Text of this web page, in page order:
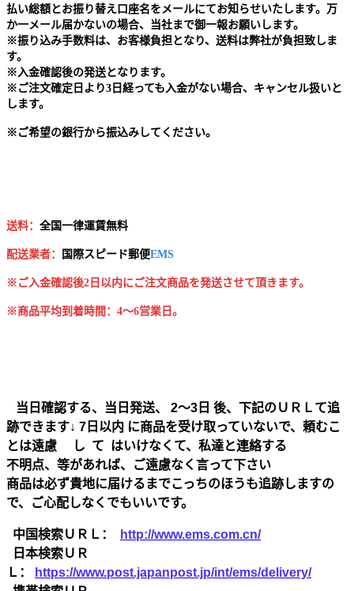
払い総額とお振り替え口座名をメールにてお知らせいたします。万
か一メール届かないの場合、当社まで御一報お願いします。
※振り込み手数料は、お客様負担となり、送料は弊社が負担致しま
す。
※ 入金確認後の発送となります。
※ ご注文確定日より3日経っても入金がない場合、キャンセル扱いと
します。
※ ご希望の銀行から振込みしてください。
送料： 全国一律運賃無料
配送業者： 国 際スピード郵便EMS
※ご入金確認後2日以内にご注文商品を発送させて頂きます。
※商品平均到着時間：4～6営業日。
当日確認する、当日発送、 2～3日 後、下記のＵＲＬて追
跡できます↓ 7日以内 に商品を受け取っていないで、頼むこ
とは遠慮 し て はいけなくて、私達と連絡する
不明点、等があれば、ご遠慮なく言って下さい
商品は必ず貴地に届けるまでこっちのほうも追跡しますの
で、ご心配しなくでもいいです。
中国検索ＵＲＬ：
http://www.ems.com.cn/
日本検索ＵＲ
Ｌ：
https://www.post.japanpost.jp/int/ems/delivery/